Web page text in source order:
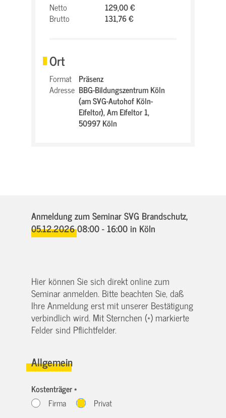
Netto
129,00 €
Brutto
131,76 €
Ort
Format Präsenz
Adresse BBG-Bildungszentrum Köln
(am SVG-Autohof Köln-
Eifeltor),Am Eifeltor 1,
50997 Köln
Anmeldung zum Seminar SVG Brandschutz,
05.12.2026 08:00 - 16:00in Köln
Hier können Sie sich direkt online zum
Seminar anmelden. Bitte beachten Sie, daß
Ihre Anmeldung erst mit unserer Bestätigung
verbindlich wird. Mit Sternchen (*) markierte
Felder sind Pflichtfelder.
Allgemein
Kostenträger *
Firma
Privat